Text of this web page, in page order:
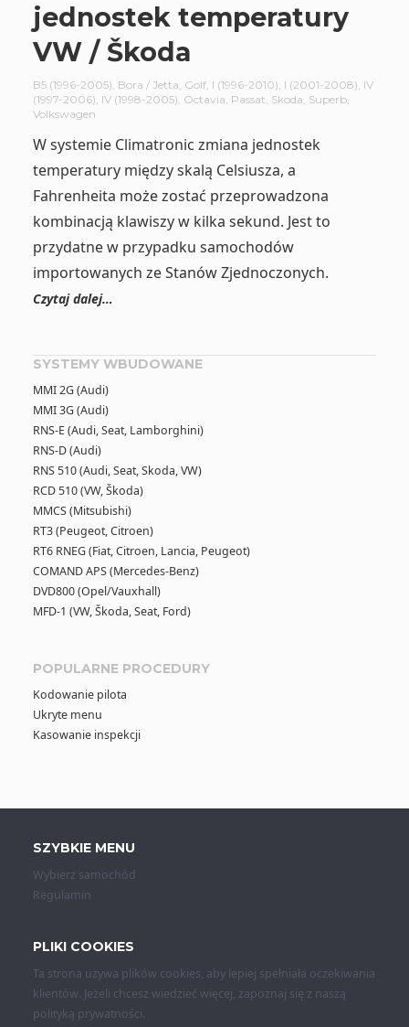
jednostek temperatury
VW / Škoda
B5 (1996-2005), Bora / Jetta, Golf, I (1996-2010), I (2001-2008), IV
(1997-2006), IV (1998-2005), Octavia, Passat, Skoda, Superb,
Volkswagen
W systemie Climatronic zmiana jednostek
temperatury między skalą Celsiusza, a
Fahrenheita może zostać przeprowadzona
kombinacją klawiszy w kilka sekund. Jest to
przydatne w przypadku samochodów
importowanych ze Stanów Zjednoczonych.
Czytaj dalej…
SYSTEMY WBUDOWANE
MMI 2G (Audi)
MMI 3G (Audi)
RNS-E (Audi, Seat, Lamborghini)
RNS-D (Audi)
RNS 510 (Audi, Seat, Skoda, VW)
RCD 510 (VW, Škoda)
MMCS (Mitsubishi)
RT3 (Peugeot, Citroen)
RT6 RNEG (Fiat, Citroen, Lancia, Peugeot)
COMAND APS (Mercedes-Benz)
DVD800 (Opel/Vauxhall)
MFD-1 (VW, Škoda, Seat, Ford)
POPULARNE PROCEDURY
Kodowanie pilota
Ukryte menu
Kasowanie inspekcji
SZYBKIE MENU
Wybierz samochód
Regulamin
PLIKI COOKIES
Ta strona używa plików cookies, aby lepiej spełniała oczekiwania
klientów. Jeżeli chcesz wiedzieć więcej, zapoznaj się z naszą
polityką prywatności.